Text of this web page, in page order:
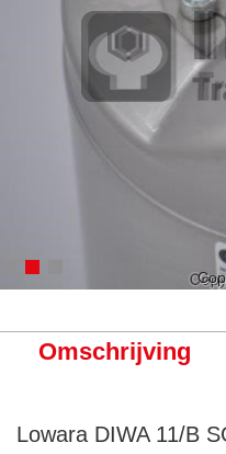
Omschrijving
Lowara DIWA 11/B